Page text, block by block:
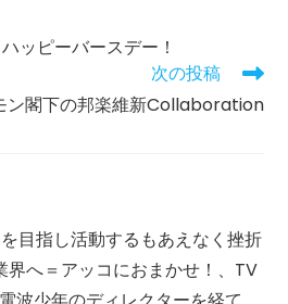
ッピーバースデー！
次の投稿
ン閣下の邦楽維新Collaboration
目指し活動するもあえなく挫折
界へ＝アッコにおまかせ！、TV